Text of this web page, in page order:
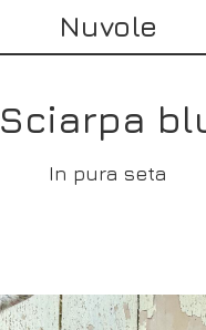
Nuvole
Sciarpa
In pura seta